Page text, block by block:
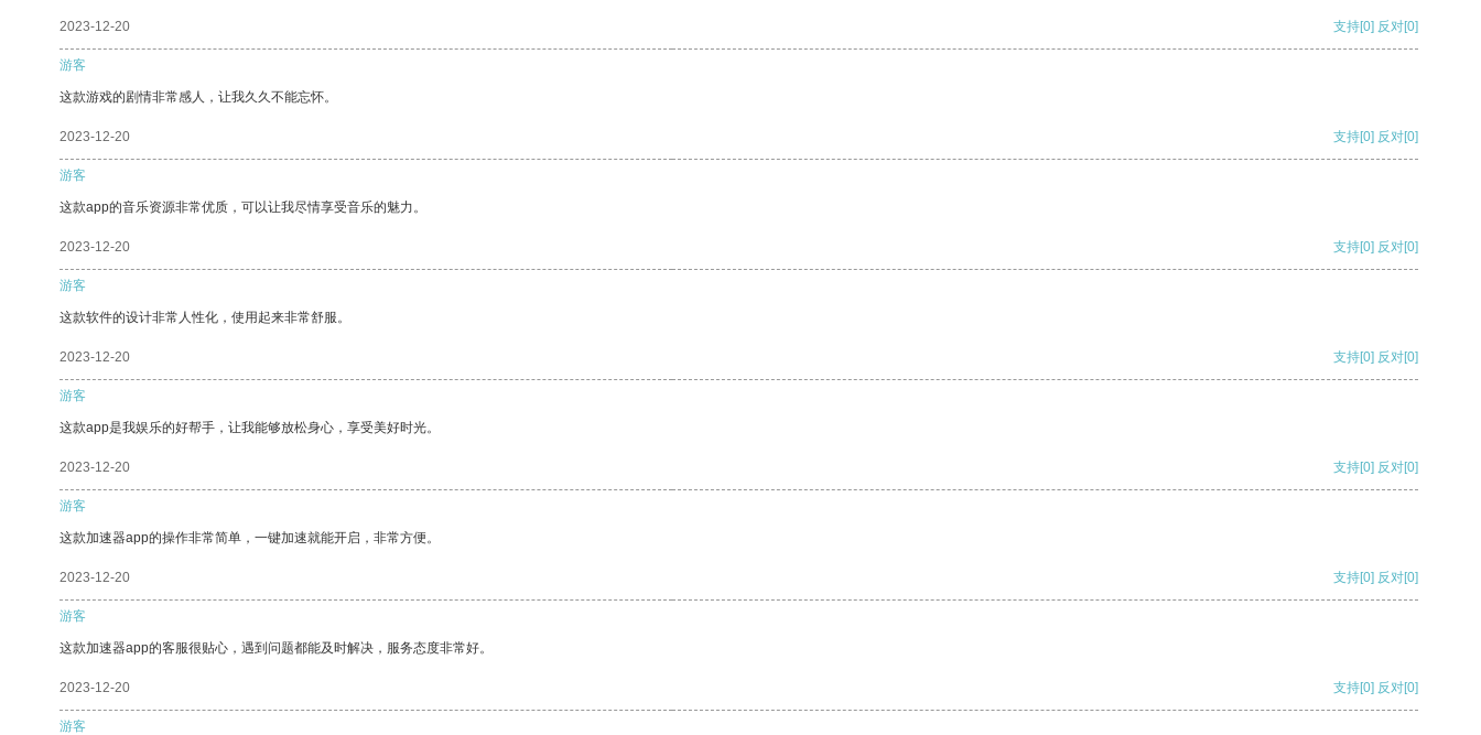
2023-12-20 支持[0] 反对[0]
游客
这款游戏的剧情非常感人，让我久久不能忘怀。
2023-12-20 支持[0] 反对[0]
游客
这款app的音乐资源非常优质，可以让我尽情享受音乐的魅力。
2023-12-20 支持[0] 反对[0]
游客
这款软件的设计非常人性化，使用起来非常舒服。
2023-12-20 支持[0] 反对[0]
游客
这款app是我娱乐的好帮手，让我能够放松身心，享受美好时光。
2023-12-20 支持[0] 反对[0]
游客
这款加速器app的操作非常简单，一键加速就能开启，非常方便。
2023-12-20 支持[0] 反对[0]
游客
这款加速器app的客服很贴心，遇到问题都能及时解决，服务态度非常好。
2023-12-20 支持[0] 反对[0]
游客